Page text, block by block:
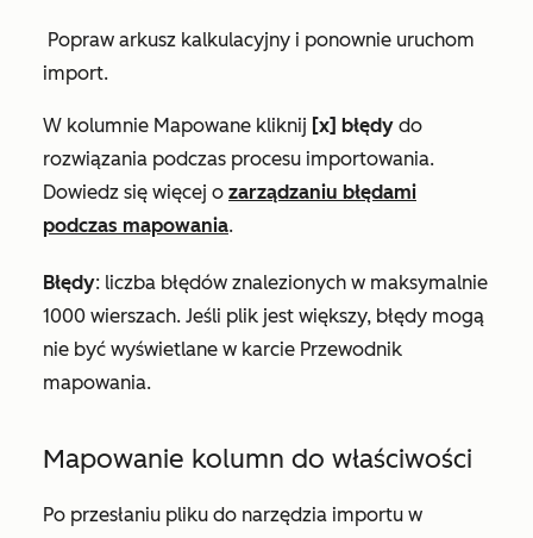
Popraw arkusz kalkulacyjny i ponownie uruchom
import.
W kolumnie Mapowane kliknij [x] błędy do
rozwiązania podczas procesu importowania.
Dowiedz się więcej o zarządzaniu błędami
podczas mapowania.
Błędy: liczba błędów znalezionych w maksymalnie
1000 wierszach. Jeśli plik jest większy, błędy mogą
nie być wyświetlane w karcie Przewodnik
mapowania.
Mapowanie kolumn do właściwości
Po przesłaniu pliku do narzędzia importu w